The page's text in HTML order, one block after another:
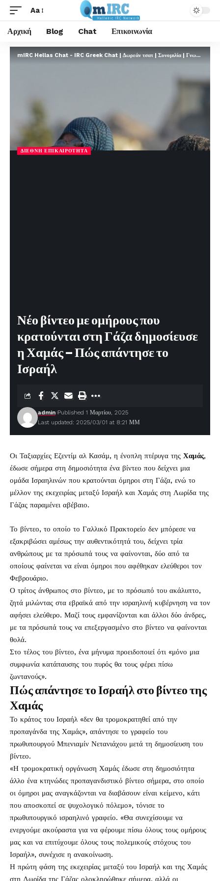
Aa
Αρχική Blog Chat Επικοινωνία
mIRC Hellas Chat - IRC Greek Chat | Δωρεάν τσατ | Συνομιλία | Γνωριμίες | FREE
ΔΙΕΘΝΉ ΕΠΙΚΑΙΡΌΤΗΤΑ
Νέο βίντεο με ομήρους που
κρατούνται στη Γάζα δημοσίευσε
η Χαμάς – Πώς απάντησε το
Ισραήλ
Last updated: 2025/03/01 at 8:21 ΜΜ
admin Published 1 Μαρτίου, 2025
Οι Ταξιαρχίες Εζεντίμ αλ Κασάμ, η ένοπλη πτέρυγα της Χαμάς,
έδωσε σήμερα στη δημοσιότητα ένα βίντεο που δείχνει μια
ομάδα Ισραηλινών που κρατούνται όμηροι στη Γάζα, ενώ το
μέλλον της εκεχειρίας μεταξύ Ισραήλ και Χαμάς στη Λωρίδα της
Γάζας παραμένει αβέβαιο.
Το βίντεο, το οποίο το Γαλλικό Πρακτορείο δεν μπόρεσε να
εξακριβώσει αμέσως την αυθεντικότητά του, δείχνει τρία
ανθρώπους με τα πρόσωπά τους να φαίνονται, δύο από τα
οποίους φαίνεται να είναι όμηροι που αφέθηκαν ελεύθεροι τον
Φεβρουάριο.
Ο τρίτος άνθρωπος στο βίντεο, με το πρόσωπό του ακάλυπτο,
ζητά μιλώντας στα εβραϊκά από την ισραηλινή κυβέρνηση να τον
αφήσει ελεύθερο. Μαζί τους εμφανίζονται και άλλοι δύο άνδρες,
με τα πρόσωπά τους να επεξεργασμένο στο βίντεο να φαίνονται
θολά.
Στο τέλος του βίντεο, ένα μήνυμα προειδοποιεί ότι «μόνο μια
συμφωνία κατάπαυσης του πυρός θα τους φέρει πίσω
ζωντανούς».
Πώς απάντησε το Ισραήλ στο βίντεο της
Χαμάς
Το κράτος του Ισραήλ «δεν θα τρομοκρατηθεί από την
προπαγάνδα της Χαμάς», απάντησε το γραφείο του
πρωθυπουργού Μπενιαμίν Νετανιάχου μετά τη δημοσίευση του
βίντεο.
«Η τρομοκρατική οργάνωση Χαμάς έδωσε στη δημοσιότητα
άλλο ένα κτηνώδες προπαγανδιστικό βίντεο σήμερα, στο οποίο
οι όμηροι μας αναγκάζονται να διαβάσουν είναι κείμενο, κάτι
που αποσκοπεί σε ψυχολογικό πόλεμο», τόνισε το
πρωθυπουργικό ισραηλινό γραφείο. «Θα συνεχίσουμε να
ενεργούμε ακούραστα για να φέρουμε πίσω όλους τους ομήρους
μας και να επιτύχουμε όλους τους πολεμικούς στόχους του
Ισραήλ», συνέχισε η ανακοίνωση.
Η πρώτη φάση της εκεχειρίας μεταξύ του Ισραήλ και της Χαμάς
στη Λωρίδα της Γάζας ολοκληρώθηκε σήμερα, αλλά οι